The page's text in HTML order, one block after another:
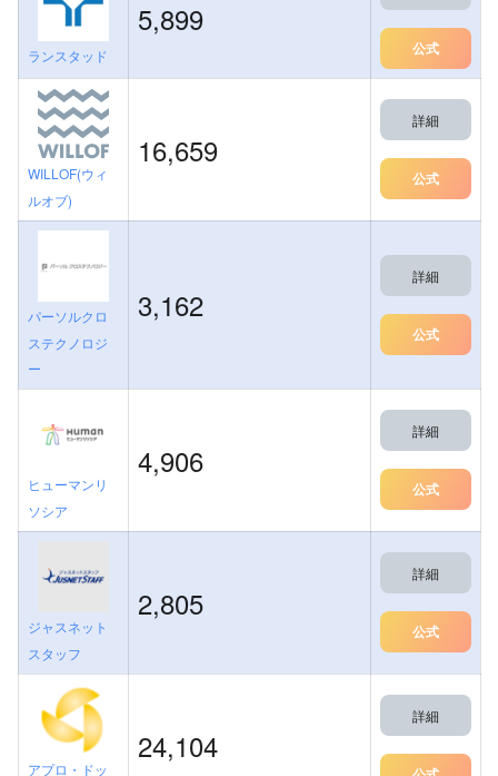
ランスタッド
5,899
公式
WILLOF(ウィ
ルオブ)
16,659
詳細
公式
パーソルクロ
ステクノロジ
ー
3,162
詳細
公式
ヒューマンリ
ソシア
4,906
詳細
公式
ジャスネット
スタッフ
2,805
詳細
公式
アプロ・ドッ
24,104
詳細